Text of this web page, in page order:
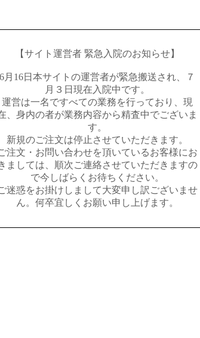
【サイト運営者 緊急入院のお知らせ】
6月16日本サイトの運営者が緊急搬送され、７
月３日現在入院中です。
運営は一名ですべての業務を行っており、現
、身内の者が業務内容から精査中でございま
す。
新規のご注文は停止させていただきます。
注文・お問い合わせを頂いているお客様にお
ましては、順次ご連絡させていただきますの
で今しばらくお待ちください。
迷惑をお掛けしまして大変申し訳ございませ
ん。何卒宜しくお願い申し上げます。